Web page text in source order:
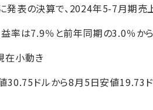
発表の決算で、2024年5-7月期
率は7.9％と前年同期の3.0％から
在小動き
30.75ドルから8月5日安値19.73